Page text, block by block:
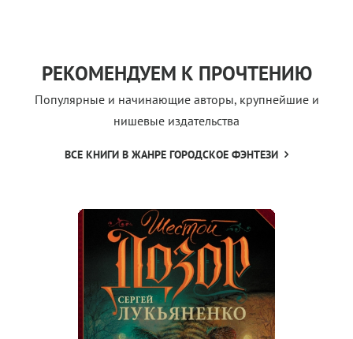
РЕКОМЕНДУЕМ К ПРОЧТЕНИЮ
Популярные и начинающие авторы, крупнейшие и
нишевые издательства
ВСЕ КНИГИ В ЖАНРЕ ГОРОДСКОЕ ФЭНТЕЗИ